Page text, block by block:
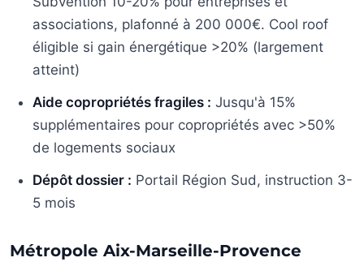
associations, plafonné à 200 000€. Cool roof
éligible si gain énergétique >20% (largement
atteint)
Aide copropriétés fragiles : Jusqu'à 15%
supplémentaires pour copropriétés avec >50%
de logements sociaux
Dépôt dossier : Portail Région Sud, instruction 3-
5 mois
Métropole Aix-Marseille-Provence